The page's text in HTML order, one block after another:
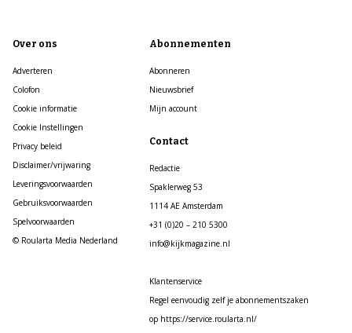
Over ons
Adverteren
Colofon
Cookie informatie
Cookie Instellingen
Privacy beleid
Disclaimer/vrijwaring
Leveringsvoorwaarden
Gebruiksvoorwaarden
Spelvoorwaarden
© Roularta Media Nederland
Abonnementen
Abonneren
Nieuwsbrief
Mijn account
Contact
Redactie
Spaklerweg 53
1114 AE Amsterdam
+31 (0)20 – 210 5300
info@kijkmagazine.nl
Klantenservice
Regel eenvoudig zelf je abonnementszaken
op https://service.roularta.nl/